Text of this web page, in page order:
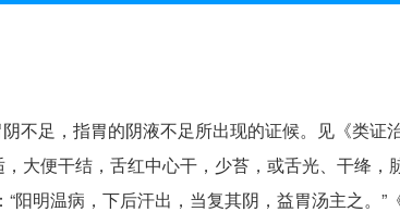
不足，指胃的阴液不足所出现的证候。见《类证
大便干结，舌红中心干，少苔，或舌光、干绛，
阳明温病，下后汗出，当复其阴，益胃汤主之。”